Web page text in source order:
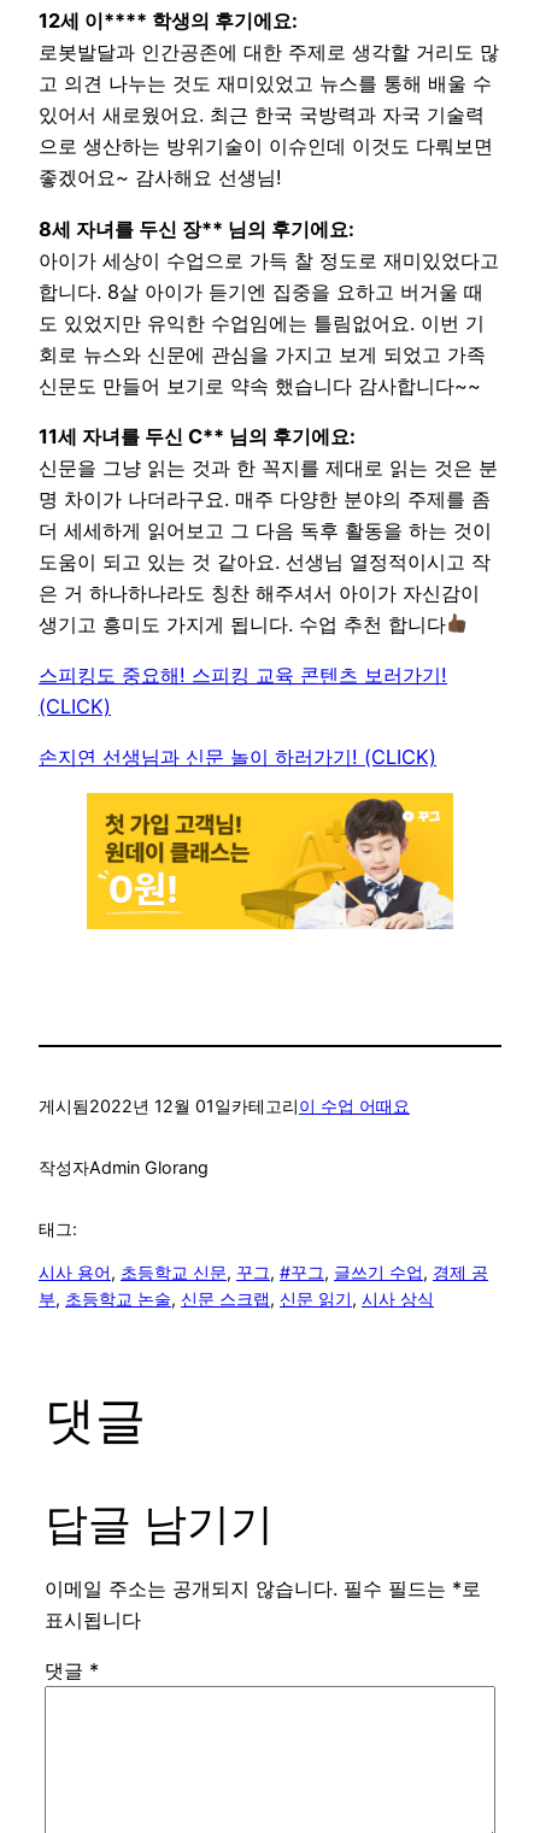
12세 이**** 학생의 후기에요:
로봇발달과 인간공존에 대한 주제로 생각할 거리도 많
고 의견 나누는 것도 재미있었고 뉴스를 통해 배울 수
있어서 새로웠어요. 최근 한국 국방력과 자국 기술력
으로 생산하는 방위기술이 이슈인데 이것도 다뤄보면
좋겠어요~ 감사해요 선생님!
8세 자녀를 두신 장** 님의 후기에요:
아이가 세상이 수업으로 가득 찰 정도로 재미있었다고
합니다. 8살 아이가 듣기엔 집중을 요하고 버거울 때
도 있었지만 유익한 수업임에는 틀림없어요. 이번 기
회로 뉴스와 신문에 관심을 가지고 보게 되었고 가족
신문도 만들어 보기로 약속 했습니다 감사합니다~~
11세 자녀를 두신 C** 님의 후기에요:
신문을 그냥 읽는 것과 한 꼭지를 제대로 읽는 것은 분
명 차이가 나더라구요. 매주 다양한 분야의 주제를 좀
더 세세하게 읽어보고 그 다음 독후 활동을 하는 것이
도움이 되고 있는 것 같아요. 선생님 열정적이시고 작
은 거 하나하나라도 칭찬 해주셔서 아이가 자신감이
생기고 흥미도 가지게 됩니다. 수업 추천 합니다
스피킹도 중요해! 스피킹 교육 콘텐츠 보러가기!
(CLICK)
손지연 선생님과 신문 놀이 하러가기! (CLICK)
게시됨2022년 12월 01일카테고리이 수업 어때요
작성자Admin Glorang
태그:
시사 용어, 초등학교 신문, 꾸그, #꾸그, 글쓰기 수업, 경제 공
부, 초등학교 논술, 신문 스크랩, 신문 읽기, 시사 상식
댓글
답글 남기기
이메일 주소는 공개되지 않습니다. 필수 필드는 *로
표시됩니다
댓글 *